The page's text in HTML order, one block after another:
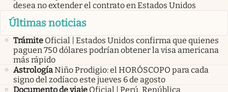
desea no extender el contrato en Estados Unidos
Últimas noticias
Trámite Oficial | Estados Unidos confirma que quienes
paguen 750 dólares podrían obtener la visa americana
más rápido
AstrologíaNiño Prodigio: el HORÓSCOPO para cada
signo del zodíaco este jueves 6 de agosto
Documento de viaje Oficial | Perú, República